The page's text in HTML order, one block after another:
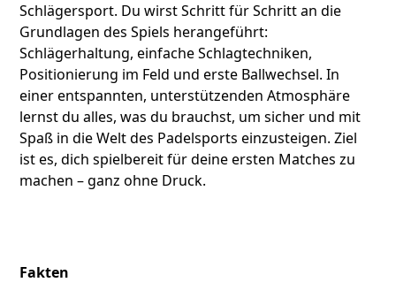
Fakten
Schlägersport. Du wirst Schritt für Schritt an die
Grundlagen des Spiels herangeführt:
Schlägerhaltung, einfache Schlagtechniken,
Positionierung im Feld und erste Ballwechsel. In
einer entspannten, unterstützenden Atmosphäre
lernst du alles, was du brauchst, um sicher und mit
Spaß in die Welt des Padelsports einzusteigen. Ziel
ist es, dich spielbereit für deine ersten Matches zu
machen – ganz ohne Druck.